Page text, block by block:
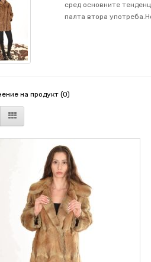
сред основните
палта втора
на продукт (0)